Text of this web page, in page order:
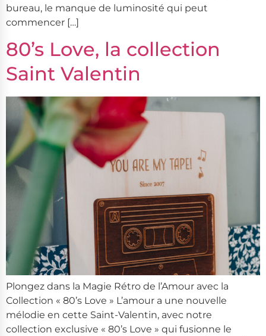
bureau, le manque de luminosité qui peut
commencer […]
80’s Love, la collection
Saint Valentin
Plongez dans la Magie Rétro de l’Amour avec la
Collection « 80’s Love » L’amour a une nouvelle
mélodie en cette Saint-Valentin, avec notre
collection exclusive « 80’s Love » qui fusionne le